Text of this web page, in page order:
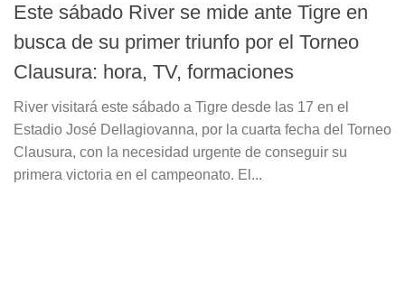
Este sábado River se mide ante Tigre en
busca de su primer triunfo por el Torneo
Clausura: hora, TV, formaciones
River visitará este sábado a Tigre desde las 17 en el
Estadio José Dellagiovanna, por la cuarta fecha del Torneo
Clausura, con la necesidad urgente de conseguir su
primera victoria en el campeonato. El...